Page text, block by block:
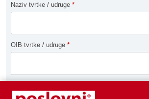
Naziv tvrtke / udruge *
OIB tvrtke / udruge *